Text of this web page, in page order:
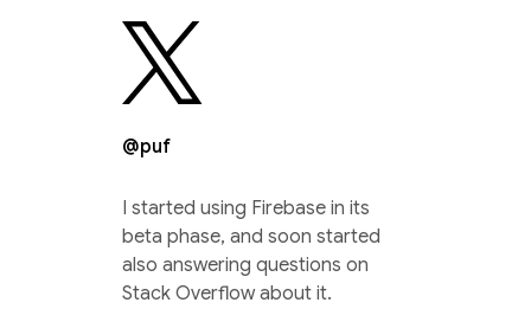
@puf
I started using Firebase in its
beta phase, and soon started
also answering questions on
Stack Overflow about it.